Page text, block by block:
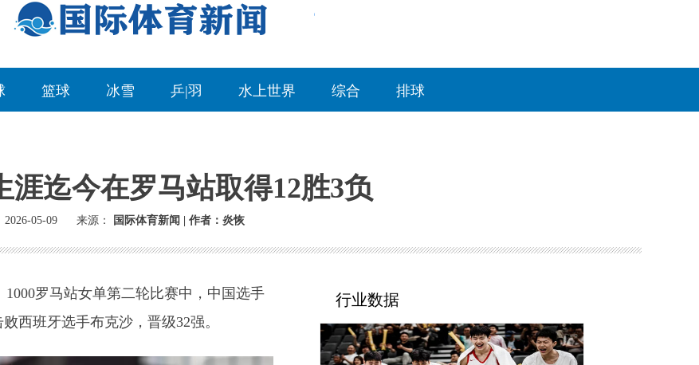
篮球 冰雪 乒|羽 水上世界 综合 排球
涯迄今在罗马站取得12胜3负
2026-05-09 来源： 国际体育新闻 | 作者：炎恢
罗马站女单第二轮比赛中，中国选手
西班牙选手布克沙，晋级32强。
行业数据